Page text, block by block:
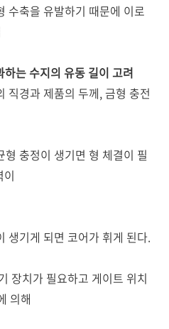
수축을 유발하기 때문에 이로
는 수지의 유동 길이 고려
직경과 제품의 두께, 금형 충전
충정이 생기면 형 체결이 필
이
생기게 되면 코어가 휘게 된다.
장치가 필요하고 게이트 위치
의해